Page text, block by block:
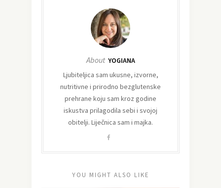
About YOGIANA
Ljubiteljica sam ukusne, izvorne,
nutritivne i prirodno bezglutenske
prehrane koju sam kroz godine
iskustva prilagodila sebi i svojoj
obitelji. Liječnica sam i majka.
YOU MIGHT ALSO LIKE